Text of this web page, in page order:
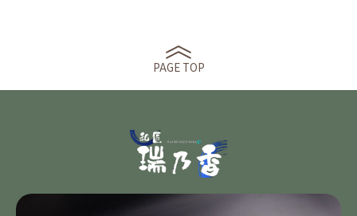
PAGE TOP